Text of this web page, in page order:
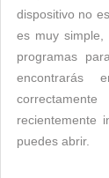
dispositivo no
es muy simple,
programas
encontrarás
recientemente
puedes abrir.